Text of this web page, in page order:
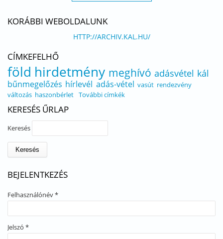
KORÁBBI WEBOLDALUNK
HTTP://ARCHIV.KAL.HU/
CÍMKEFELHŐ
föld hirdetmény meghívó adásvétel kál
bűnmegelőzés hírlevél adás-vétel vasút rendezvény
változás haszonbérlet További címkék
KERESÉS ŰRLAP
Keresés
BEJELENTKEZÉS
Felhasználónév*
Jelszó *